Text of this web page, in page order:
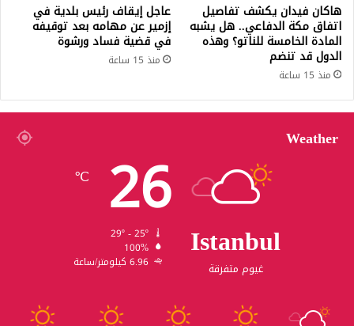
هاكان فيدان يكشف تفاصيل
اتفاق مكة الدفاعي.. هل يشبه
المادة الخامسة للناتو؟ وهذه
الدول قد تنضم
منذ 15 ساعة
عاجل إيقاف رئيس بلدية في
إزمير عن مهامه بعد توقيفه
في قضية فساد ورشوة
منذ 15 ساعة
Weather
Istanbul
غيوم متفرقة
26
℃
100%
6.96 كيلومتر/ساعة